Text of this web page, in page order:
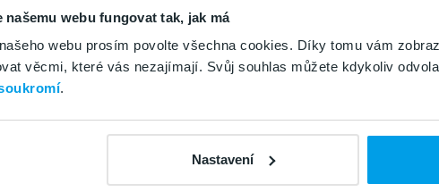
našemu webu fungovat tak, jak má
webu prosím povolte všechna cookies. Díky tomu vám
věcmi, které vás nezajímají. Svůj souhlas můžete kdykoliv
.
Nastavení
ALIGATOR A321 Senior
červeno-černý + st.nab.
skladem u dodavatele
ALIGATOR A321
skladem u